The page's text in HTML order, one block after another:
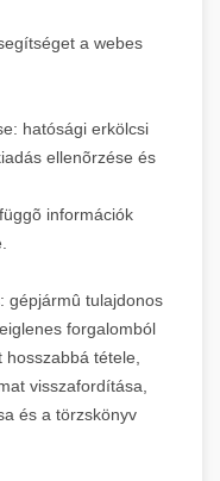
a webes
hatósági erkölcsi
ellenõrzése és
információk
gépjármû tulajdonos
forgalomból
tétele,
visszafordítása,
és a törzskönyv